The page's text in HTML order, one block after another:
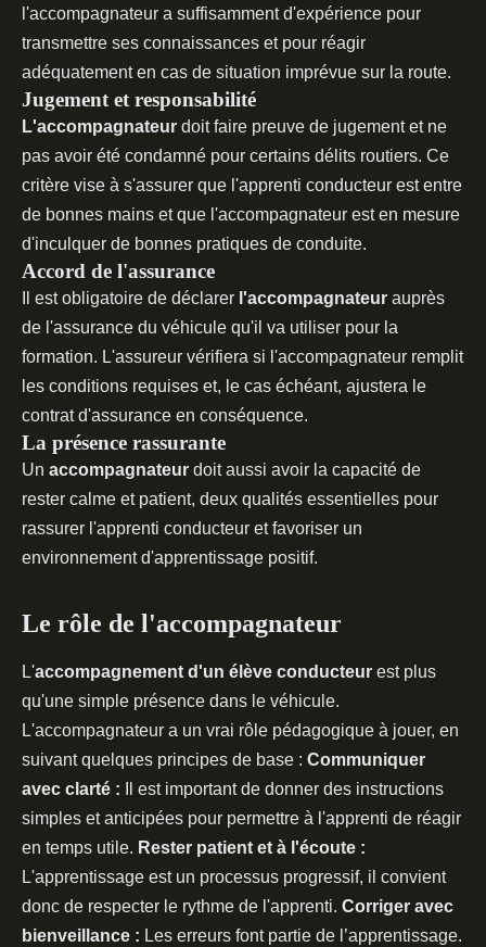
l'accompagnateur a suffisamment d'expérience pour
transmettre ses connaissances et pour réagir
adéquatement en cas de situation imprévue sur la route.
Jugement et responsabilité
L'accompagnateur doit faire preuve de jugement et ne
pas avoir été condamné pour certains délits routiers. Ce
critère vise à s'assurer que l'apprenti conducteur est entre
de bonnes mains et que l'accompagnateur est en mesure
d'inculquer de bonnes pratiques de conduite.
Accord de l'assurance
Il est obligatoire de déclarer l'accompagnateur auprès
de l'assurance du véhicule qu'il va utiliser pour la
formation. L'assureur vérifiera si l'accompagnateur remplit
les conditions requises et, le cas échéant, ajustera le
contrat d'assurance en conséquence.
La présence rassurante
Un accompagnateur doit aussi avoir la capacité de
rester calme et patient, deux qualités essentielles pour
rassurer l'apprenti conducteur et favoriser un
environnement d'apprentissage positif.
Le rôle de l'accompagnateur
L'accompagnement d'un élève conducteur est plus
qu'une simple présence dans le véhicule.
L'accompagnateur a un vrai rôle pédagogique à jouer, en
suivant quelques principes de base : Communiquer
avec clarté : Il est important de donner des instructions
simples et anticipées pour permettre à l'apprenti de réagir
en temps utile. Rester patient et à l'écoute :
L'apprentissage est un processus progressif, il convient
donc de respecter le rythme de l'apprenti. Corriger avec
bienveillance : Les erreurs font partie de l’apprentissage.